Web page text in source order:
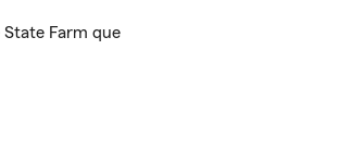
State Farm que